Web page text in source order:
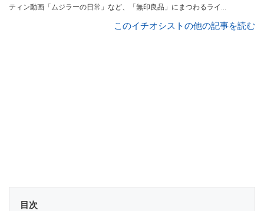
ティン動画「ムジラーの日常」など、「無印良品」にまつわるライフ
このイチオシストの他の記事を読む
目次